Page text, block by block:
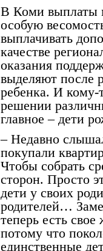
В Коми выплаты
особую
выплачивать
качестве
оказания
выделяют после
ребенка. И кому-
решении
главное – дети
– Недавно
покупали
Чтобы собрать
сторон. Просто
дети у своих
родителей…
теперь есть
потому что
единственные